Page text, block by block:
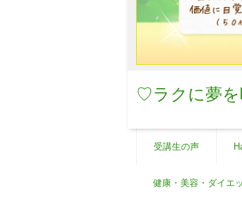
♡ラクに夢
受講生の声
健康・美容・ダイエ